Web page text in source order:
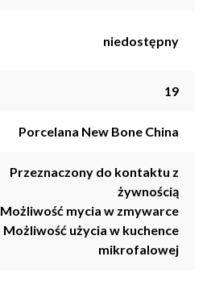
niedostępny
19
Porcelana New Bone China
Przeznaczony do kontaktu z
żywnością
Możliwość mycia w zmywarce
Możliwość użycia w kuchence
mikrofalowej